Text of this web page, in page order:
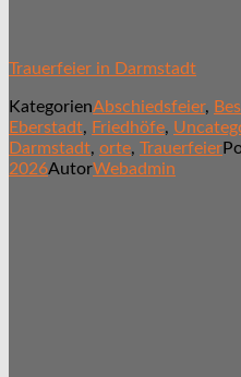
Trauerfeier in Darmstadt
KategorienAbschiedsfeier,
Eberstadt, Friedhöfe,
Darmstadt, orte, Trauerfeier
2026AutorWebadmin